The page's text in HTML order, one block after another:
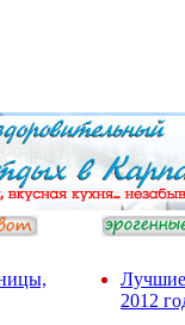
Лучшие
2012